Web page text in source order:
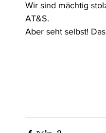
Wir sind mächtig
AT&S.
Aber seht selbst!